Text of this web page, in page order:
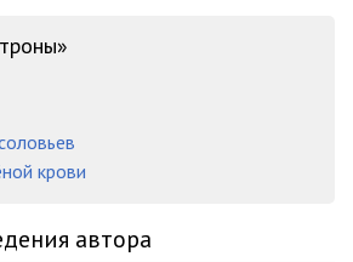
крови
автора